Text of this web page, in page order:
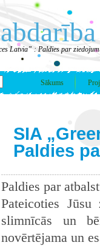
Latvia” : Paldies par
Sākums
SIA
Paldies
Paldies par
Pateicoties
slimnīcās un
novērtējama un